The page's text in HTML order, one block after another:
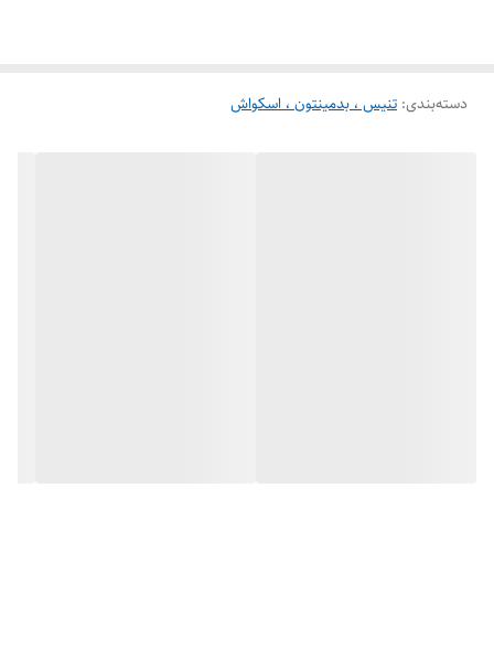
آکادمی ها و باشگاه های تنیس، آموزشگاه ها و ورزشکاران مبتدی تا نیمه
دسته‌بندی: تنیس ، بدمینتون ، اسکواش